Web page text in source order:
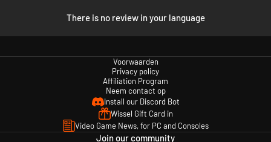
There is no review in your language
Voorwaarden
Privacy policy
Affiliation Program
Neem contact op
Install our Discord Bot
Wissel Gift Card in
Video Game News, for PC and Consoles
Join our community